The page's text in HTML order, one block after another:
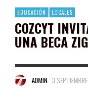
EDUCACIÓN LOCALES
COZCYT
UNA BECA
ADMIN 3